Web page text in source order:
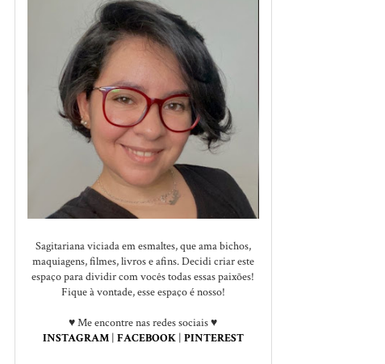
Sagitariana viciada em esmaltes, que ama bichos,
maquiagens, filmes, livros e afins. Decidi criar este
espaço para dividir com vocês todas essas paixões!
Fique à vontade, esse espaço é nosso!
♥ Me encontre nas redes sociais ♥
INSTAGRAM | FACEBOOK | PINTEREST